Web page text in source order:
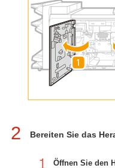
2 Bereiten Sie das
Öffnen Sie den